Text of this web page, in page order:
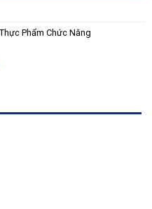
Thực Phẩm Chức Năng